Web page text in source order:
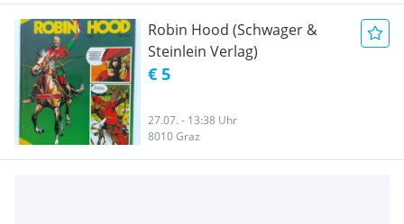
Robin Hood (Schwager &
Steinlein Verlag)
€ 5
27.07. - 13:38 Uhr
8010 Graz